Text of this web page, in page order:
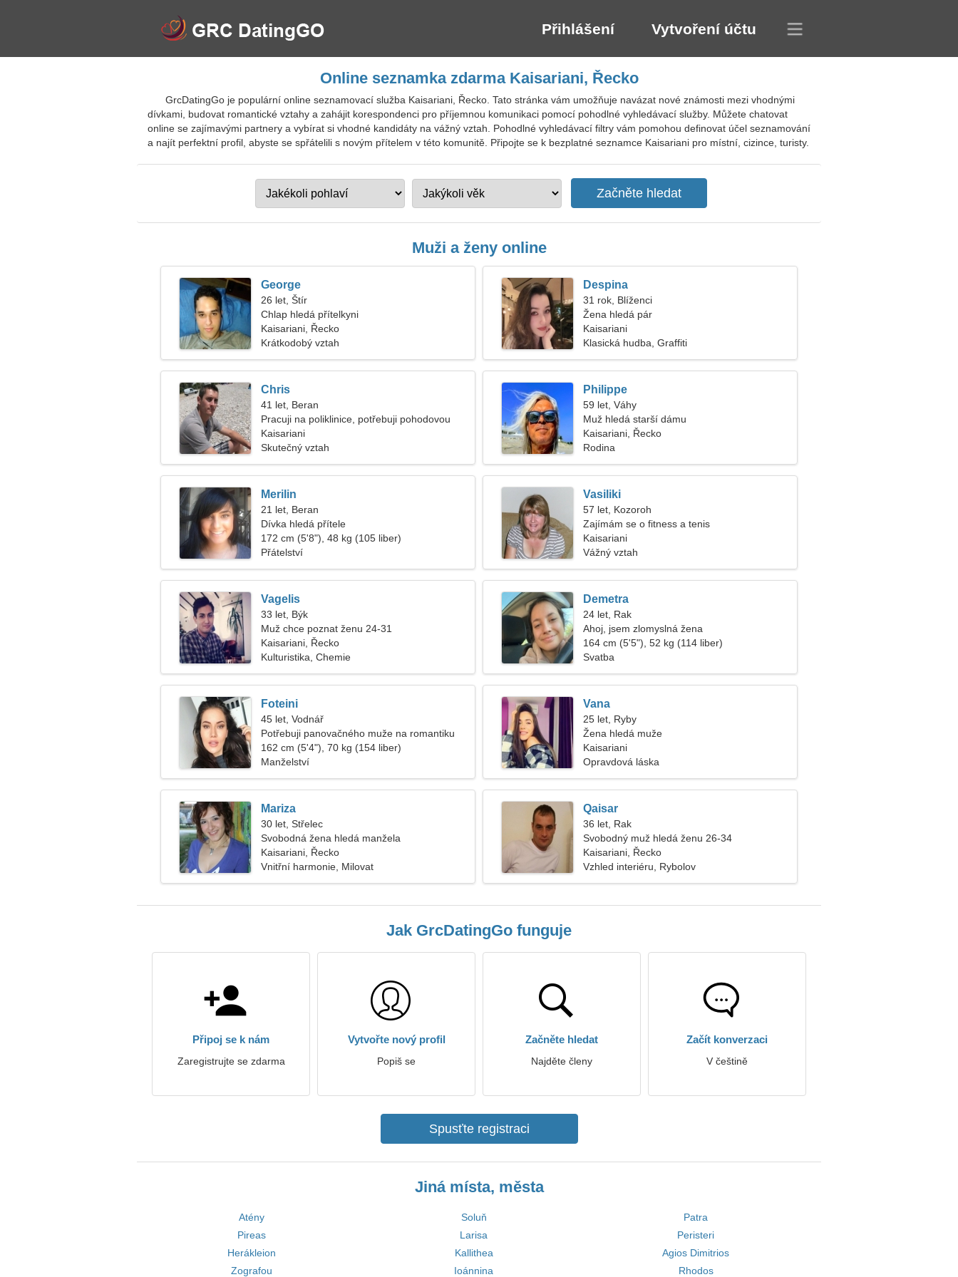
Přihlášení Vytvoření účtu
Online seznamka zdarma Kaisariani, Řecko
GrcDatingGo je populární online seznamovací služba Kaisariani, Řecko. Tato stránka vám umožňuje navázat nové známosti mezi vhodnými
dívkami, budovat romantické vztahy a zahájit korespondenci pro příjemnou komunikaci pomocí pohodlné vyhledávací služby. Můžete chatovat
online se zajímavými partnery a vybírat si vhodné kandidáty na vážný vztah. Pohodlné vyhledávací filtry vám pomohou definovat účel seznamování
a najít perfektní profil, abyste se spřátelili s novým přítelem v této komunitě. Připojte se k bezplatné seznamce Kaisariani pro místní, cizince, turisty.
Muži a ženy online
George
26 let, Štír
Chlap hledá přítelkyni
Kaisariani, Řecko
Krátkodobý vztah
Despina
31 rok, Blíženci
Žena hledá pár
Kaisariani
Klasická hudba, Graffiti
Chris
41 let, Beran
Pracuji na poliklinice, potřebuji pohodovou
ženu
Kaisariani
Skutečný vztah
Philippe
59 let, Váhy
Muž hledá starší dámu
Kaisariani, Řecko
Rodina
Merilin
21 let, Beran
Dívka hledá přítele
172 cm (5'8"), 48 kg (105 liber)
Přátelství
Vasiliki
57 let, Kozoroh
Zajímám se o fitness a tenis
Kaisariani
Vážný vztah
Vagelis
33 let, Býk
Muž chce poznat ženu 24-31
Kaisariani, Řecko
Kulturistika, Chemie
Demetra
24 let, Rak
Ahoj, jsem zlomyslná žena
164 cm (5'5"), 52 kg (114 liber)
Svatba
Foteini
45 let, Vodnář
Potřebuji panovačného muže na romantiku
162 cm (5'4"), 70 kg (154 liber)
Manželství
Vana
25 let, Ryby
Žena hledá muže
Kaisariani
Opravdová láska
Mariza
30 let, Střelec
Svobodná žena hledá manžela
Kaisariani, Řecko
Vnitřní harmonie, Milovat
Qaisar
36 let, Rak
Svobodný muž hledá ženu 26-34
Kaisariani, Řecko
Vzhled interiéru, Rybolov
Jak GrcDatingGo funguje
Připoj se k nám
Zaregistrujte se zdarma
Vytvořte nový profil
Popiš se
Začněte hledat
Najděte členy
Začít konverzaci
V češtině
Spusťte registraci
Jiná místa, města
Atény Soluň
Patra
Pireas
Larisa
Peristeri
Herákleion
Kallithea
Agios Dimitrios
Zografou
Ioánnina Rhodos